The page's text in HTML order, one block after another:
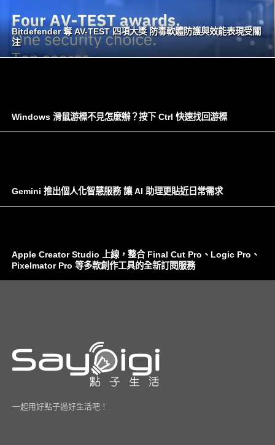
Bitdefender 奪 AV-TEST 四項大獎 防毒軟體防護與效能表現受關
注
Windows 滑鼠游標不見怎麼辦？按下 Ctrl 快速找回游標
Gemini 推出個人化智慧服務 讓 AI 助理更貼近日常需求
Apple Creator Studio 上線，整合 Final Cut Pro、Logic Pro、
Pixelmator Pro 等多款創作工具的全新訂閱服務
一起用好點子過好生活吧！